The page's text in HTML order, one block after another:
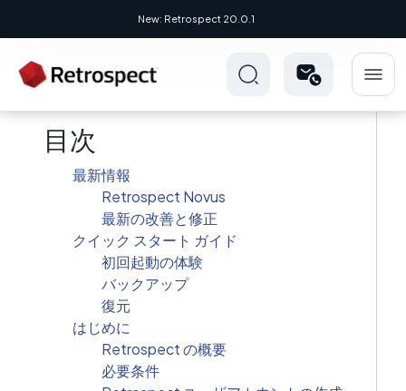
New: Retrospect 20.0.1
目次
最新情報
Retrospect Novus
最新の改善と修正
クイック スタート ガイド
初回起動の体験
バックアップ
復元
はじめに
Retrospect の概要
必要条件